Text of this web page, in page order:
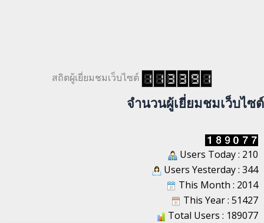
สถิตผู้เยี่ยมชมเว็บไซต์
จำนวนผู้เยี่ยมชมเว็บไซต์
Users Today : 210
Users Yesterday : 344
This Month : 2014
This Year : 51427
Total Users : 189077